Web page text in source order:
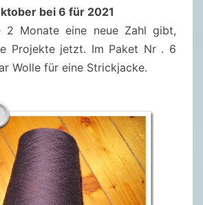
bei 6 für 2021
2 Monate eine neue Zahl gibt,
Projekte jetzt. Im Paket Nr . 6
Wolle für eine Strickjacke.